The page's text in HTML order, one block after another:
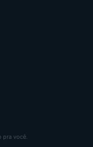
pra você.